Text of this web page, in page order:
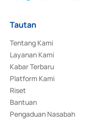
Tautan
Tentang Kami
Layanan Kami
Kabar Terbaru
Platform Kami
Riset
Bantuan
Pengaduan Nasabah